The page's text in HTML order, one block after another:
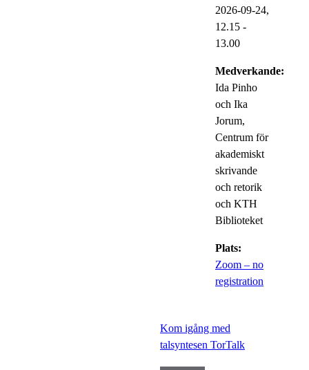
2026-09-24,
12.15 -
13.00
Medverkande:
Ida Pinho
och Ika
Jorum,
Centrum för
akademiskt
skrivande
och retorik
och KTH
Biblioteket
Plats:
Zoom – no
registration
Kom igång med
talsyntesen TorTalk